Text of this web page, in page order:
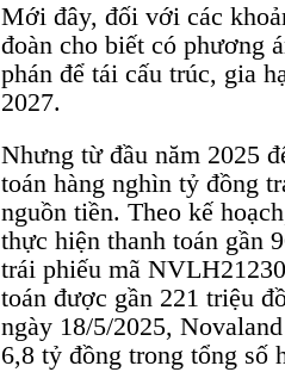
Mới đây, đối với các
đoàn cho biết có phương
phán để tái cấu trúc, gia
2027.
Nhưng từ đầu năm 2025
toán hàng nghìn tỷ đồng
nguồn tiền. Theo kế
thực hiện thanh toán gần
trái phiếu mã
toán được gần 221 triệu
ngày 18/5/2025,
6,8 tỷ đồng trong tổng số